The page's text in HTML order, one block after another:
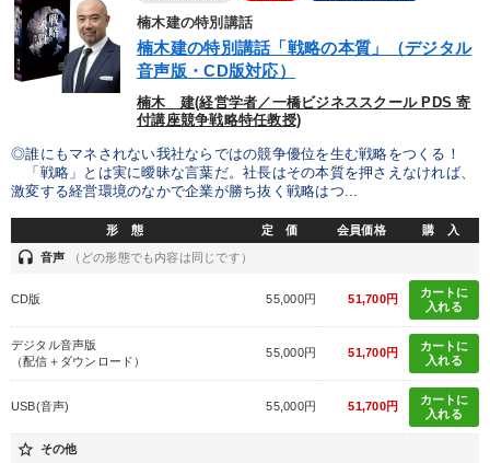
楠木建の特別講話
楠木建の特別講話「戦略の本質」（デジタル
音声版・CD版対応）
楠木 建(経営学者／一橋ビジネススクール PDS 寄
付講座競争戦略特任教授)
◎誰にもマネされない我社ならではの競争優位を生む戦略をつくる！
「戦略」とは実に曖昧な言葉だ。社長はその本質を押さえなければ、
激変する経営環境のなかで企業が勝ち抜く戦略はつ...
形 態 定 価 会員価格 購 入
headset 音声 （どの形態でも内容は同じです）
CD版 55,000円 51,700円
カートに
入れる
デジタル音声版
（配信＋ダウンロード）
55,000円 51,700円
カートに
入れる
USB(音声) 55,000円 51,700円
カートに
入れる
star_border その他